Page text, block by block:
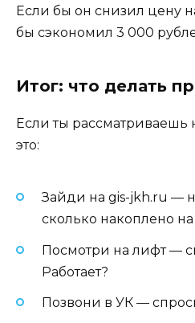
Если бы он снизил цену
бы сэкономил 3 000
Итог: что делать
Если ты рассматриваешь
это:
Зайди на gis-jkh.ru —
сколько накоплено
Посмотри на лифт —
Работает?
Позвони в УК —